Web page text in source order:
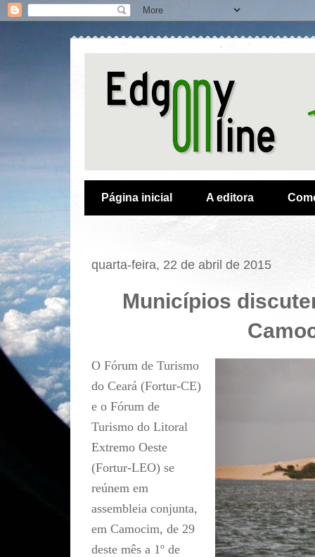
Página inicial A editora
quarta-feira, 22 de abril de 2015
Municípios
O Fórum de Turismo
do Ceará (Fortur-CE)
e o Fórum de
Turismo do Litoral
Extremo Oeste
(Fortur-LEO) se
reúnem em
assembleia conjunta,
em Camocim, de 29
deste mês a 1º de